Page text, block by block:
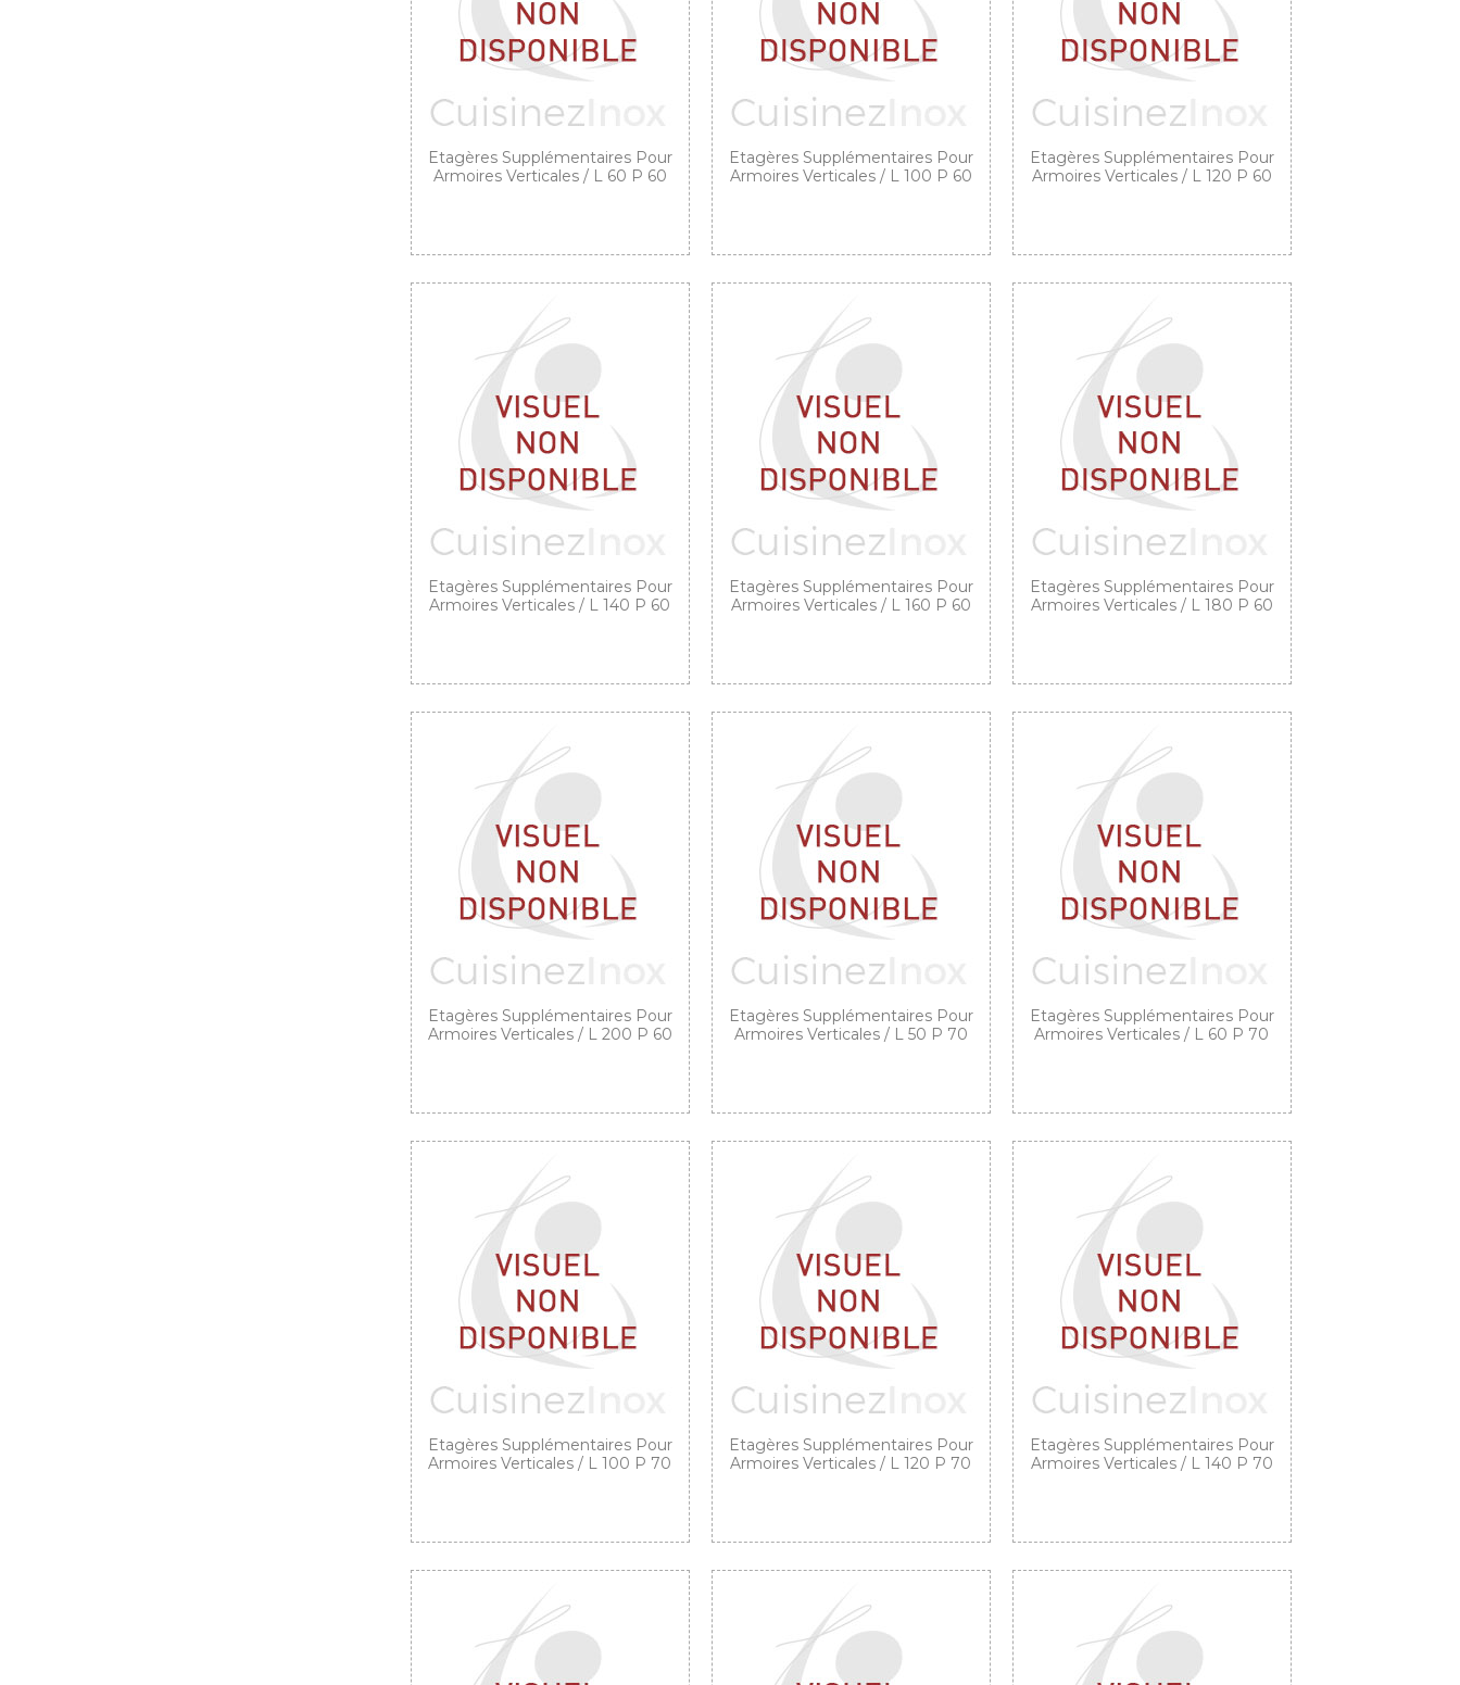
Etagères Supplémentaires Pour
Armoires Verticales / L 60 P 60
Etagères Supplémentaires Pour
Armoires Verticales / L 100 P 60
Etagères Supplémentaires Pour
Armoires Verticales / L 120 P 60
Etagères Supplémentaires Pour
Armoires Verticales / L 140 P 60
Etagères Supplémentaires Pour
Armoires Verticales / L 160 P 60
Etagères Supplémentaires Pour
Armoires Verticales / L 180 P 60
Etagères Supplémentaires Pour
Armoires Verticales / L 200 P 60
Etagères Supplémentaires Pour
Armoires Verticales / L 50 P 70
Etagères Supplémentaires Pour
Armoires Verticales / L 60 P 70
Etagères Supplémentaires Pour
Armoires Verticales / L 100 P 70
Etagères Supplémentaires Pour
Armoires Verticales / L 120 P 70
Etagères Supplémentaires Pour
Armoires Verticales / L 140 P 70